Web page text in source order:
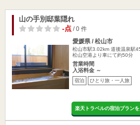
山の手別邸葉隠れ
-点/ 0 件
愛媛県 / 松山市
松山市駅3.02km 道後温泉駅
松山空港より車にて約50分
営業時間
入浴料金 ～
宿泊 ひとり旅・一人旅
楽天トラベルの宿泊プランを